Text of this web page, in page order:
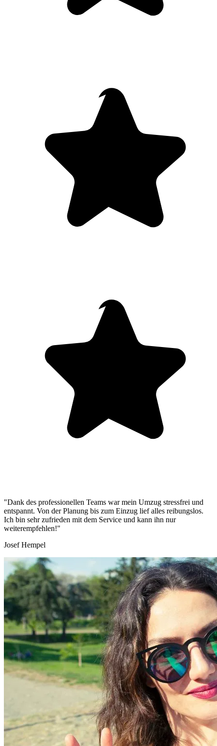
"Dank des professionellen Teams war mein Umzug stressfrei und
entspannt. Von der Planung bis zum Einzug lief alles reibungslos.
Ich bin sehr zufrieden mit dem Service und kann ihn nur
weiterempfehlen!"
Josef Hempel